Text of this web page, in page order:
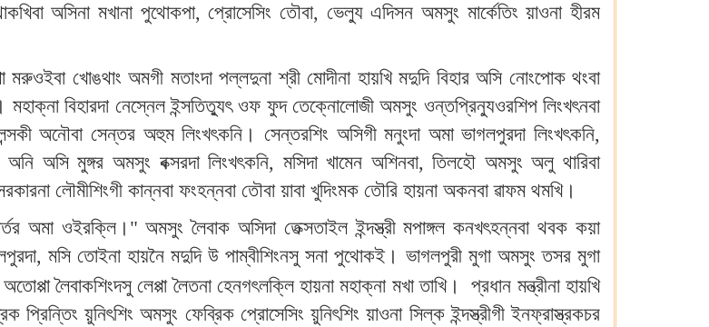
অসিনা মখানা পুথোকপা, প্রোসেসিং তৌবা, ভেল্যু এদিসন অমসুং মার্কেতিং য়াওনা হীরম
মরুওইবা খোঙথাং অমগী মতাংদা পল্লদুনা শ্রী মোদীনা হায়খি মদুদি বিহার অসি নোংপোক থংবা
বিহারদা নেস্নেল ইন্সতিত্যুৎ ওফ ফুদ তেক্নোলোজী অমসুং ওন্তপ্রিন্যুওরশিপ লিংখৎনবা
অনৌবা সেন্তর অহুম লিংখৎকনি। সেন্তরশিং অসিগী মনুংদা অমা ভাগলপুরদা লিংখৎকনি,
অসি মুঙ্গর অমসুং বক্সরদা লিংখৎকনি, মসিদা খামেন অশিনবা, তিলহৌ অমসুং অলু থারিবা
লৌমীশিংগী কান্নবা ফংহন্নবা তৌবা য়াবা খুদিংমক তৌরি হায়না অকনবা ৱাফম থমখি।
অমা ওইরক্লি।" অমসুং লৈবাক অসিদা তেক্সতাইল ইন্দস্ত্রী মপাঙ্গল কনখৎহন্নবা থবক কয়া
মসি তোইনা হায়নৈ মদুদি উ পাম্বীশিংনসু সনা পুথোকই। ভাগলপুরী মুগা অমসুং তসর মুগা
লৈবাকশিংদসু লেপ্পা লৈতনা হেনগৎলক্লি হায়না মহাক্না মখা তাখি।
প্রধান মন্ত্রীনা হায়খি
প্রিন্তিং য়ুনিৎশিং অমসুং ফেব্রিক প্রোসেসিং য়ুনিৎশিং য়াওনা সিল্ক ইন্দস্ত্রীগী ইনফ্রাস্ত্রকচর